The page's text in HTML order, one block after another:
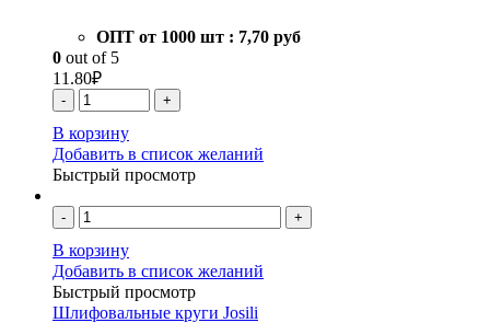
ОПТ от 1000 шт : 7,70 руб
0 out of 5
11.80₽
- +
В корзину
Добавить в список желаний
Быстрый просмотр
- +
В корзину
Добавить в список желаний
Быстрый просмотр
Шлифовальные круги Josili